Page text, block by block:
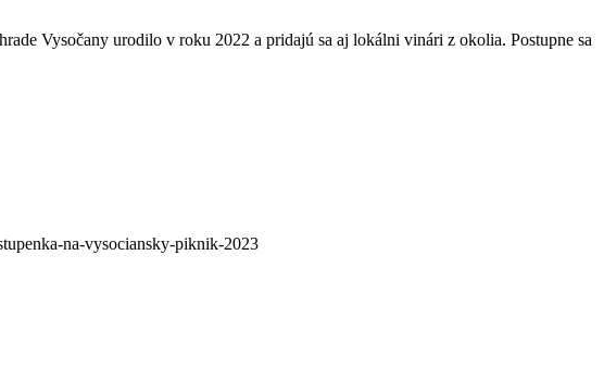
Vysočany urodilo v roku 2022 a pridajú sa aj lokálni vinári z okolia. Postupne sa
na-vysociansky-piknik-2023